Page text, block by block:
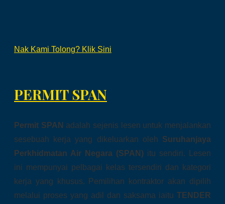
Nak Kami Tolong? Klik Sini
PERMIT SPAN
Permit SPAN adalah sejenis lesen untuk menjalankan
sesebuah kerja yang dikeluarkan oleh Suruhanjaya
Perkhidmatan Air Negara (SPAN) itu sendiri. Lesen
ini mempunyai pelbagai kelas tersendiri dan kategori
kerja yang khusus. Pemilihan kontraktor akan dipilih
melalui proses yang adil dan saksama iaitu TENDER